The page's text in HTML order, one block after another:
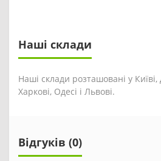
Наші склади
Наші склади розташовані у Київі,
Харкові, Одесі і Львові.
Відгуків (0)